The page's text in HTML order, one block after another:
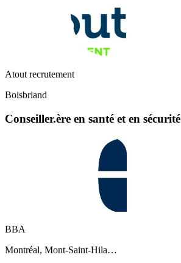
Atout recrutement
Boisbriand
Conseiller.ère en santé et en
BBA
Montréal, Mont-Saint-Hila…